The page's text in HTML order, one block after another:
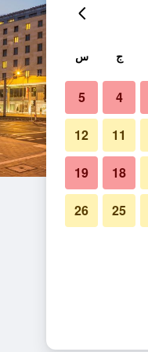
ج س
4
5
11
12
18
19
25
26